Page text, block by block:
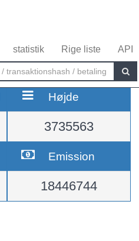
statistik Rige liste API
Højde
3735563
Emission
18446744